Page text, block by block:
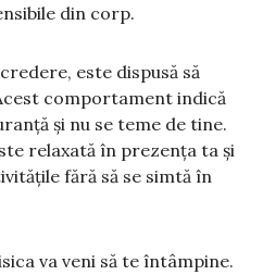
din corp.
este dispusă să
comportament indică
și nu se teme de tine.
relaxată în prezența ta și
fără să se simtă în
va veni să te întâmpine.